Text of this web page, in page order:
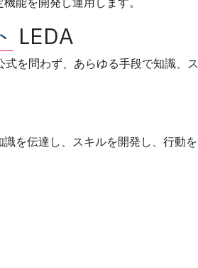
LEDA
を問わず、あらゆる手段で知識、ス
を伝達し、スキルを開発し、行動を